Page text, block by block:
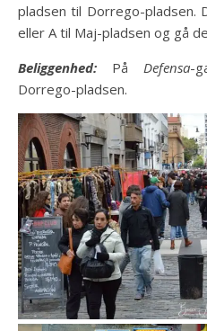
pladsen til Dorrego-pladsen.
eller A til Maj-pladsen og gå
Beliggenhed: På Defensa-
Dorrego-pladsen.